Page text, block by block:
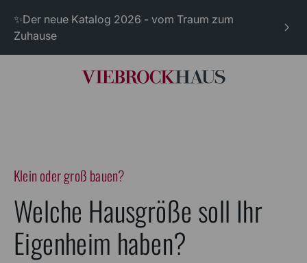
✨Der neue Katalog 2026 - vom Traum zum
Zuhause
Klein oder groß bauen?
Welche Hausgröße soll Ihr
Eigenheim haben?